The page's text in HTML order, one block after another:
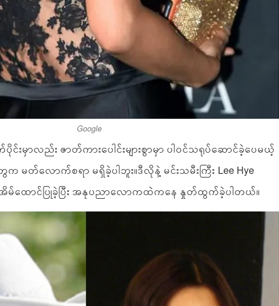
Google
ပိုင်းမှာလည်း ဇာတ်ကားပေါင်းများစွာမှာ ပါဝင်သရုပ်ဆောင်ခဲ့ပေမယ့်
မတ်လောက်စရာ မရှိခဲ့ပါဘူး။ဒီလိုနဲ့ မင်းသမီးကြီး Lee Hye
အိမ်‌‌ထောင်ပြုခဲ့ပြီး အနုပညာလောကထဲကနေ နှုတ်ထွက်ခဲ့ပါတယ်။